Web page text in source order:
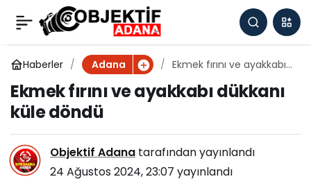
Haberler Adana
Ekmek fırını ve ayakkabı
Ekmek fırını ve ayakkabı dükkanı
küle döndü
Objektif Adana tarafından yayınlandı
24 Ağustos 2024, 23:07 yayınlandı
Ekmek fırını ve
ayakkabı dükkanı küle
döndü